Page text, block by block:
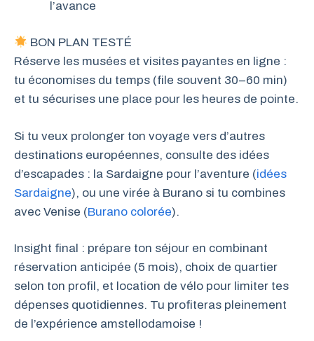
l’avance
BON PLAN TESTÉ
Réserve les musées et visites payantes en ligne :
tu économises du temps (file souvent 30–60 min)
et tu sécurises une place pour les heures de pointe.
Si tu veux prolonger ton voyage vers d’autres
destinations européennes, consulte des idées
d’escapades : la Sardaigne pour l’aventure (idées
Sardaigne), ou une virée à Burano si tu combines
avec Venise (Burano colorée).
Insight final : prépare ton séjour en combinant
réservation anticipée (5 mois), choix de quartier
selon ton profil, et location de vélo pour limiter tes
dépenses quotidiennes. Tu profiteras pleinement
de l’expérience amstellodamoise !